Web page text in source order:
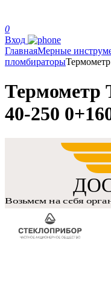
0
Вход
ГлавнаяМерные
пломбираторыТермометр
Термометр
40-250